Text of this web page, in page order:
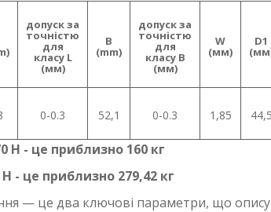
допуск за
точністю
для
класу L
(мм)
B
(mm)
допуск за
точністю
для
класу В
(мм)
W
(мм)
D1
0-0.3 52,1 0-0.3 1,85 44,5
Н - це приблизно 160 кг
- це приблизно 279,42 кг
— це два ключові параметри, що